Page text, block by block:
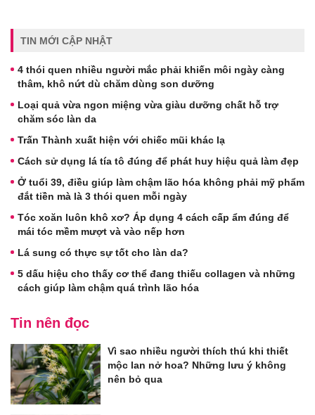
TIN MỚI CẬP NHẬT
4 thói quen nhiều người mắc phải khiến môi ngày càng
thâm, khô nứt dù chăm dùng son dưỡng
Loại quả vừa ngon miệng vừa giàu dưỡng chất hỗ trợ
chăm sóc làn da
Trấn Thành xuất hiện với chiếc mũi khác lạ
Cách sử dụng lá tía tô đúng để phát huy hiệu quả làm đẹp
Ở tuổi 39, điều giúp làm chậm lão hóa không phải mỹ phẩm
đắt tiền mà là 3 thói quen mỗi ngày
Tóc xoăn luôn khô xơ? Áp dụng 4 cách cấp ẩm đúng để
mái tóc mềm mượt và vào nếp hơn
Lá sung có thực sự tốt cho làn da?
5 dấu hiệu cho thấy cơ thể đang thiếu collagen và những
cách giúp làm chậm quá trình lão hóa
Tin nên đọc
Vì sao nhiều người thích thú khi thiết
mộc lan nở hoa? Những lưu ý không
nên bỏ qua